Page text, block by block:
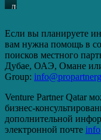
Джеймс
Генеральный
Менеджер
Venture Partner Qatar
Если вы планируете
вам нужна помощь в
поисков местного
Дубае, ОАЭ, Омане или
Group:
Venture Partner Qatar
бизнес-
дополнительной
электронной почте